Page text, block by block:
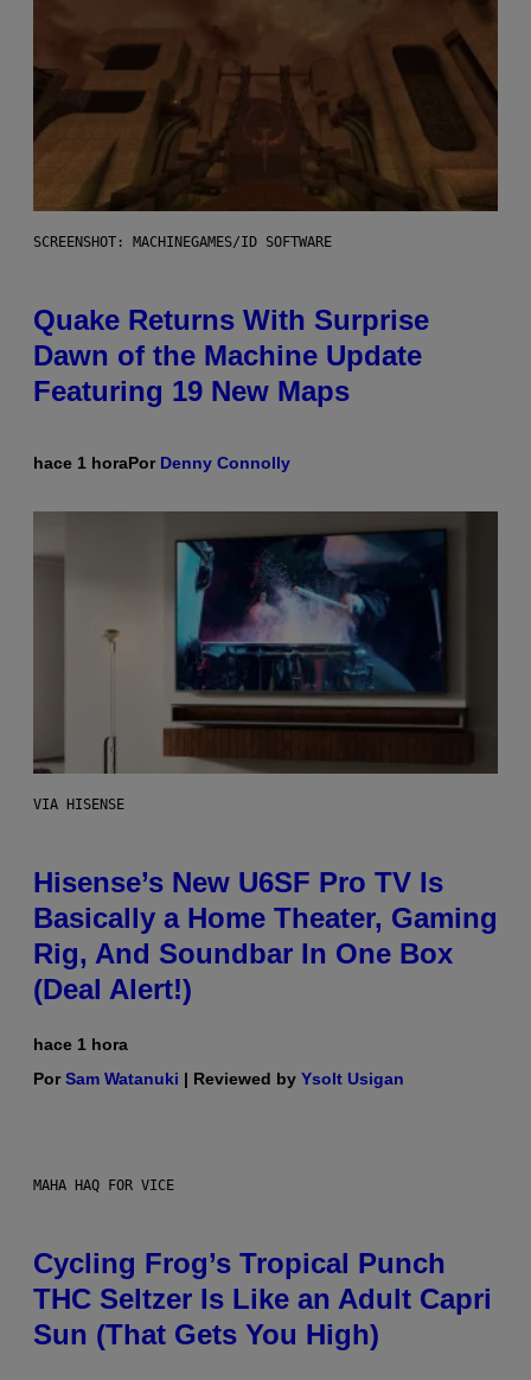
SCREENSHOT: MACHINEGAMES/ID SOFTWARE
Quake Returns With Surprise
Dawn of the Machine Update
Featuring 19 New Maps
hace 1 horaPor Denny Connolly
VIA HISENSE
Hisense’s New U6SF Pro TV Is
Basically a Home Theater, Gaming
Rig, And Soundbar In One Box
(Deal Alert!)
hace 1 hora
PorSam Watanuki | Reviewed by Ysolt Usigan
MAHA HAQ FOR VICE
Cycling Frog’s Tropical Punch
THC Seltzer Is Like an Adult Capri
Sun (That Gets You High)